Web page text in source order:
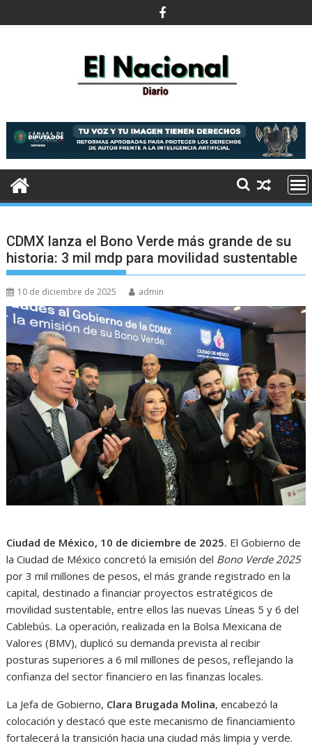
al
CDMX lanza el Bono Verde más grande de su
historia: 3 mil mdp para movilidad sustentable
10 de diciembre de 2025 admin
Ciudad de México, 10 de diciembre de 2025. El Gobierno de
la Ciudad de México concretó la emisión del Bono Verde 2025
por 3 mil millones de pesos, el más grande registrado en la
capital, destinado a financiar proyectos estratégicos de
movilidad sustentable, entre ellos las nuevas Líneas 5 y 6 del
Cablebús. La operación, realizada en la Bolsa Mexicana de
Valores (BMV), duplicó su demanda prevista al recibir
posturas superiores a 6 mil millones de pesos, reflejando la
confianza del sector financiero en las finanzas locales.
La Jefa de Gobierno, Clara Brugada Molina, encabezó la
colocación y destacó que este mecanismo de financiamiento
fortalecerá la transición hacia una ciudad más limpia y verde.